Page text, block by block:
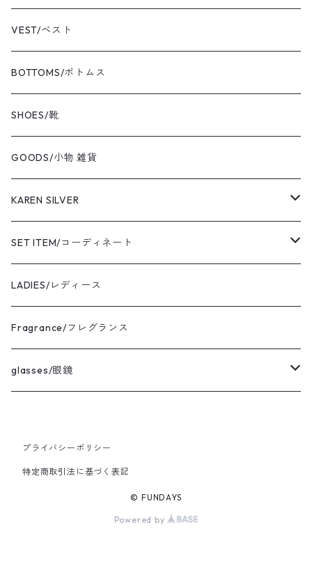
champion/チャンピオン
VIBAe/ヴィバ
BOKU HA TANOSII/ボクハタノシイ
NOT OEM/ノットオーイーエム
cooperstown/クーパーズタウン
adidas/アディダス
the corona utility/コロナ
avontade/アボンタージ
BAICYCLON/バイシクロン
UNIVERSAL WORKS/ユニバーサルワークス
MIRKO BUFFINI/ミルコブッフィーニ
sweat/スウェット
VEST/ベスト
BOTTOMS/ボトムス
SHOES/靴
GOODS/小物 雑貨
KAREN SILVER
necklace
bracelet
pierce
ring
SET ITEM/コーディネート
Sサイズ コーディネート
Mサイズ コーディネート
Lサイズ コーディネート
Ladies FREEサイズ コーディネート
LADIES/レディース
Fragrance/フレグランス
glasses/眼鏡
vintage/ヴィンテージ
プライバシーポリシー
特定商取引法に基づく表記
© FUNDAYS
Powered by